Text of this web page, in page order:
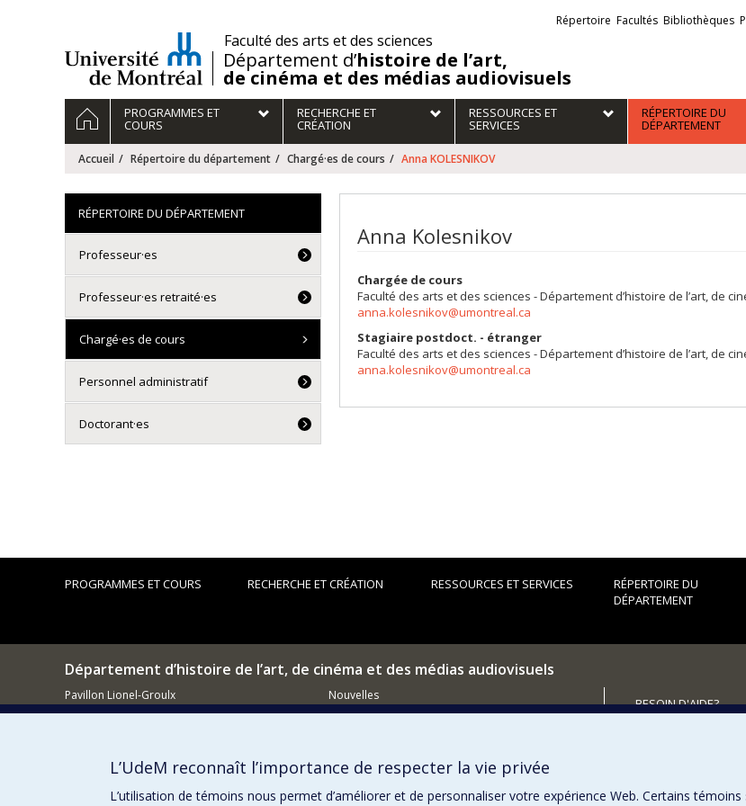
/Faculté des arts et des sciences
Département d’histoire de l’art,
de cinéma et des médias audiovisuels
Liens
externes
Répertoire Facultés Bibliothèques
Navigation
principale
ACCUEILPROGRAMMES ET
COURS
RECHERCHE ET
CRÉATION
RESSOURCES ET
SERVICES
RÉPERTOIRE DU
DÉPARTEMENT
Accueil Répertoire du département Chargé·es de cours Anna KOLESNIKOV
Anna Kolesnikov
Chargée de cours
Faculté des arts et des sciences - Département d’histoire de l’art, de
anna.kolesnikov@umontreal.ca
Stagiaire postdoct. - étranger
Faculté des arts et des sciences - Département d’histoire de l’art, de
anna.kolesnikov@umontreal.ca
RÉPERTOIRE DU DÉPARTEMENT
Professeur·es
Professeur·es retraité·es
Chargé·es de cours
Personnel administratif
Doctorant·es
PROGRAMMES ET COURS RECHERCHE ET CRÉATION RESSOURCES ET SERVICES
RÉPERTOIRE DU
DÉPARTEMENT
Département d’histoire de l’art, de cinéma et des médias audiovisuels
Pavillon Lionel-Groulx
3150, rue Jean-Brillant
514 343-6111, poste 15482
Nouvelles
BESOIN D'AIDE?
L’UdeM reconnaît l’importance de respecter la vie privée
L’utilisation de témoins nous permet d’améliorer et de personnaliser votre expérience Web. Certains